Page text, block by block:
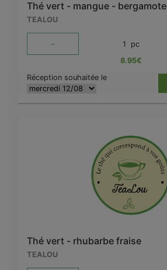
Thé vert - mangue - bergamote
TEALOU
- 1 pc
8.95€
Réception souhaitée le
Thé vert - rhubarbe fraise
TEALOU